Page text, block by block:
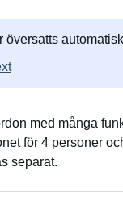
översatts
med många
för 4 personer
separat.